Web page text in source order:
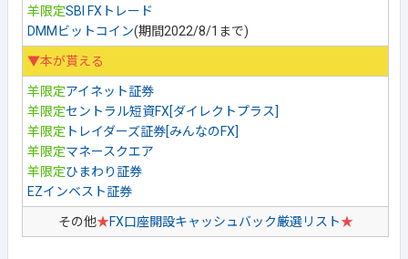
羊限定SBI FXトレード
DMMビットコイン(期間2022/8/1まで)
▼本が貰える
羊限定アイネット証券
羊限定セントラル短資FX[ダイレクトプラス]
羊限定 トレイダーズ証券[みんなのFX]
羊限定マネースクエア
羊限定ひまわり証券
EZインベスト証券
その他★FX口座開設キャッシュバック厳選リスト★